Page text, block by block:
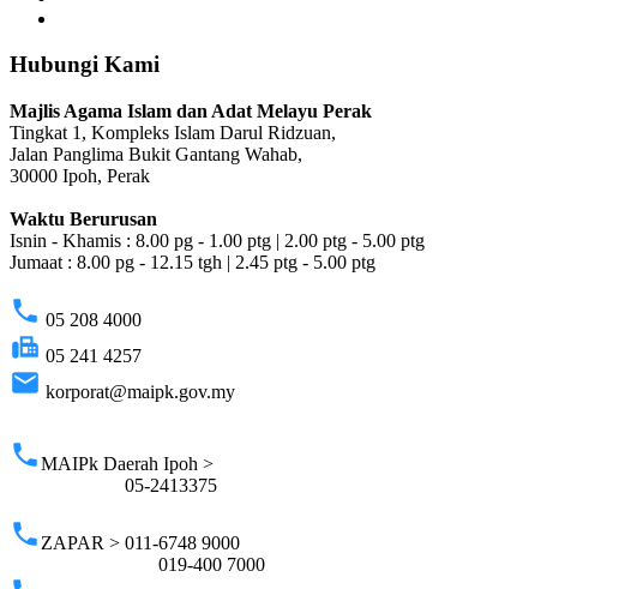
Hubungi Kami
Majlis Agama Islam dan Adat Melayu Perak
Tingkat 1, Kompleks Islam Darul Ridzuan,
Jalan Panglima Bukit Gantang Wahab,
30000 Ipoh, Perak
Waktu Berurusan
Isnin - Khamis : 8.00 pg - 1.00 ptg | 2.00 ptg - 5.00 ptg
Jumaat : 8.00 pg - 12.15 tgh | 2.45 ptg - 5.00 ptg
phone 05 208 4000
fax 05 241 4257
email korporat@maipk.gov.my
phoneMAIPk Daerah Ipoh >
05-2413375
phone ZAPAR > 011-6748 9000
019-400 7000